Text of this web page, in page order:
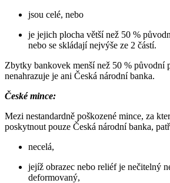
jsou celé, nebo
je jejich plocha větší než 50 %
nebo se skládají nejvýše ze 2 částí.
Zbytky bankovek menší než 50 % původní
nenahrazuje je ani Česká národní banka.
České mince:
Mezi nestandardně poškozené mince, za
poskytnout pouze Česká národní banka,
necelá,
jejíž obrazec nebo reliéf je nečitelný
deformovaný,